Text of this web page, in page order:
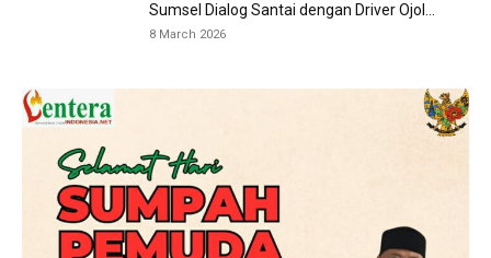
Sumsel Dialog Santai dengan Driver Ojol...
8 March 2026